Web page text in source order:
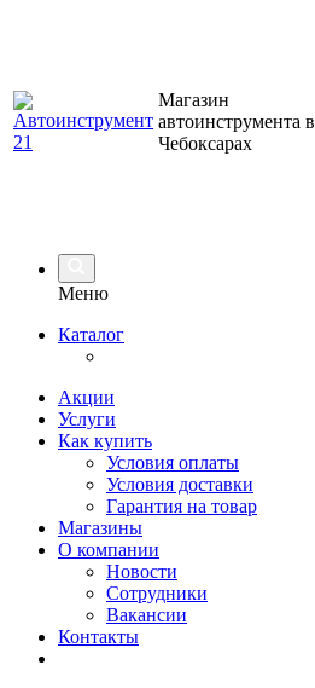
Магазин
автоинструмента в
Чебоксарах
Меню
Каталог
Акции
Услуги
Как купить
Условия оплаты
Условия доставки
Гарантия на товар
Магазины
О компании
Новости
Сотрудники
Вакансии
Контакты